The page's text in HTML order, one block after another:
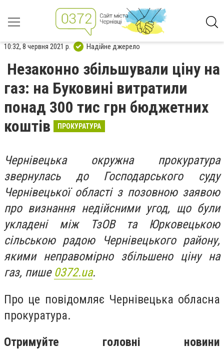
10:32, 8 червня 2021 р. Надійне джерело
Незаконно збільшували ціну на
газ: на Буковині витратили
понад 300 тис грн бюджетних
коштів
ПРОКУРАТУРА
Чернівецька окружна прокуратура
звернулась до Господарського суду
Чернівецької області з позовною заявою
про визнання недійсними угод, що були
укладені між ТзОВ та Юрковецькою
сільською радою Чернівецького району,
якими неправомірно збільшено ціну на
газ, пише 0372.ua.
Про це повідомляє Чернівецька обласна
прокуратура.
Отримуйте головні новини